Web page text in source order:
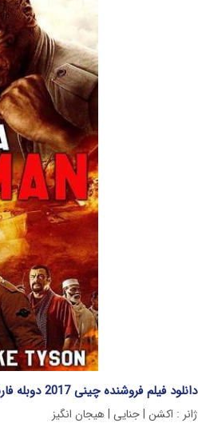
دانلود فیلم فروشنده چینی 2017 دوبله فارسی
ژانر : اکشن | جنایی | هیجان انگیز